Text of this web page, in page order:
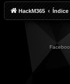
HackM365 Índice